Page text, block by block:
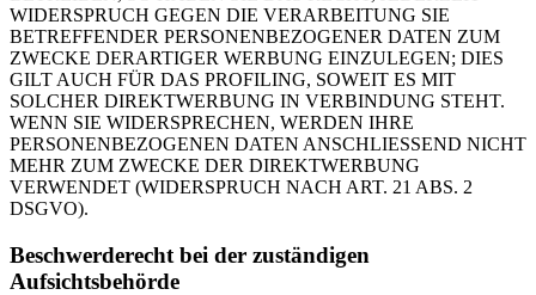
WIDERSPRUCH GEGEN DIE VERARBEITUNG SIE
BETREFFENDER PERSONENBEZOGENER DATEN ZUM
ZWECKE DERARTIGER WERBUNG EINZULEGEN; DIES
GILT AUCH FÜR DAS PROFILING, SOWEIT ES MIT
SOLCHER DIREKTWERBUNG IN VERBINDUNG STEHT.
WENN SIE WIDERSPRECHEN, WERDEN IHRE
PERSONENBEZOGENEN DATEN ANSCHLIESSEND NICHT
MEHR ZUM ZWECKE DER DIREKTWERBUNG
VERWENDET (WIDERSPRUCH NACH ART. 21 ABS. 2
DSGVO).
Beschwerderecht bei der zuständigen
Aufsichtsbehörde